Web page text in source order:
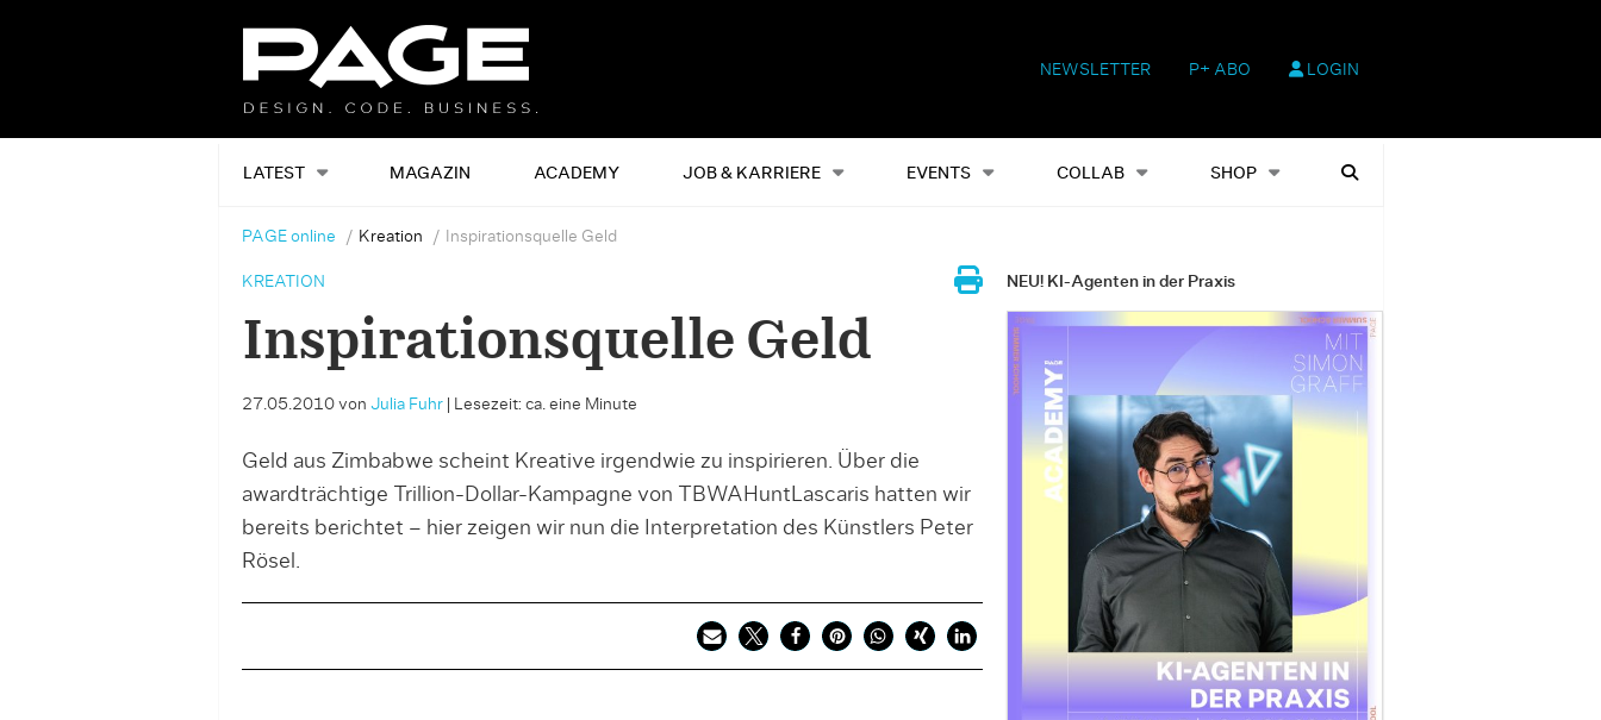
NEWSLETTER P+ ABO LOGIN
LATEST MAGAZIN ACADEMY JOB & KARRIERE EVENTS COLLAB SHOP
Alles Events Shop Heftausgaben Suchen
PAGE online Kreation Inspirationsquelle Geld
KREATION
Inspirationsquelle Geld
27.05.2010 von Julia Fuhr| Lesezeit: ca. eine Minute
Geld aus Zimbabwe scheint Kreative irgendwie zu inspirieren. Über die
awardträchtige Trillion-Dollar-Kampagne von TBWAHuntLascaris hatten wir
bereits berichtet – hier zeigen wir nun die Interpretation des Künstlers Peter
Rösel.
NEU! KI-Agenten in der Praxis